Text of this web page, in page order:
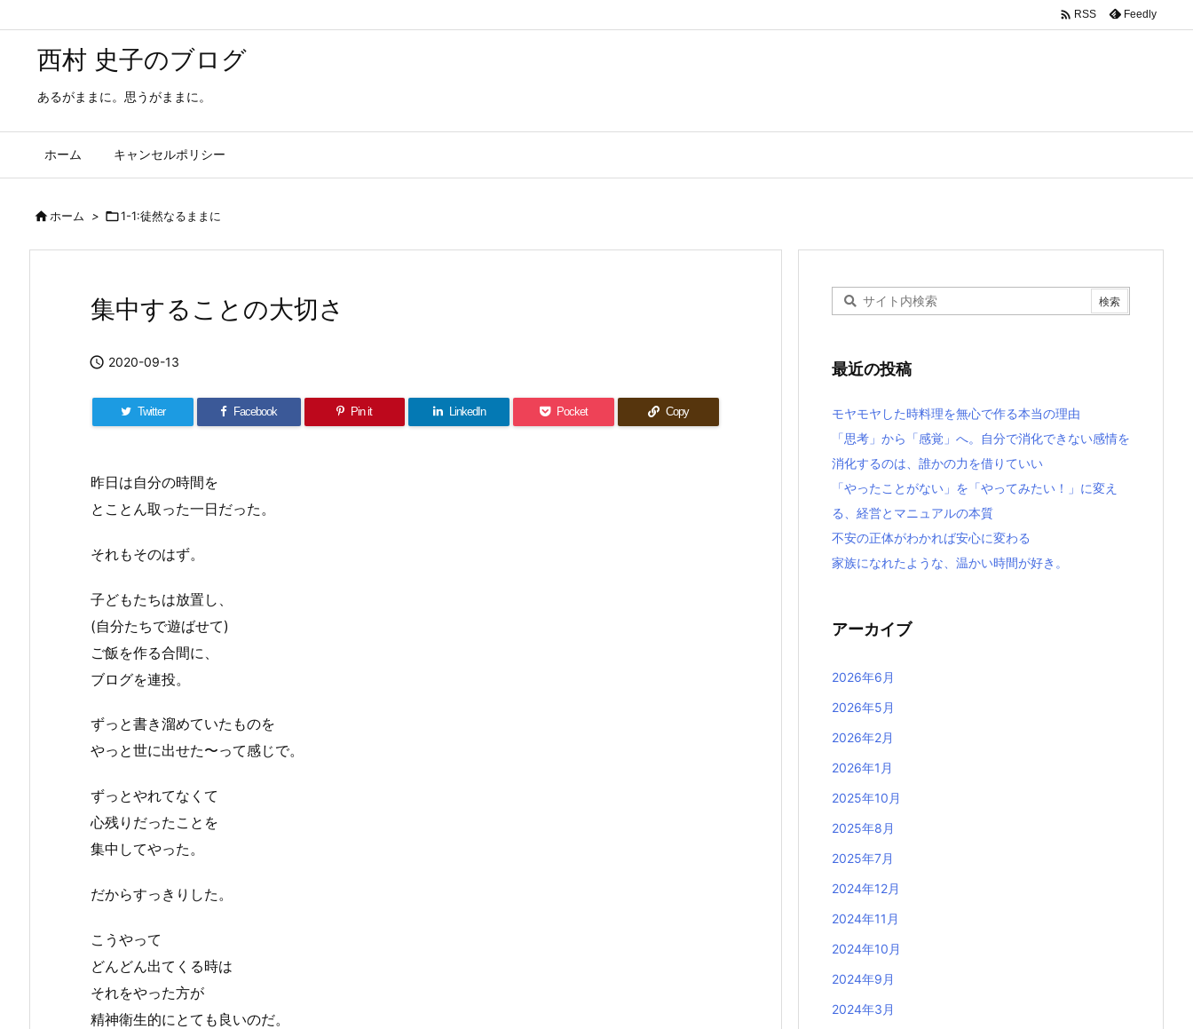
西村 史子のブログ
あるがままに。思うがままに。
ホーム キャンセルポリシー
 RSS Feedly
ホーム > 1-1:徒然なるままに
集中することの大切さ
 2020-09-13
Twitter Facebook Pin it LinkedIn Pocket Copy
昨日は自分の時間を
とことん取った一日だった。
それもそのはず。
子どもたちは放置し、
(自分たちで遊ばせて)
ご飯を作る合間に、
ブログを連投。
ずっと書き溜めていたものを
やっと世に出せた〜って感じで。
ずっとやれてなくて
心残りだったことを
集中してやった。
だからすっきりした。
こうやって
どんどん出てくる時は
それをやった方が
精神衛生的にとても良いのだ。
最近の投稿
モヤモヤした時料理を無心で作る本当の理由
「思考」から「感覚」へ。自分で消化できない感情を
消化するのは、誰かの力を借りていい
「やったことがない」を「やってみたい！」に変え
る、経営とマニュアルの本質
不安の正体がわかれば安心に変わる
家族になれたような、温かい時間が好き。
アーカイブ
2026年6月
2026年5月
2026年2月
2026年1月
2025年10月
2025年8月
2025年7月
2024年12月
2024年11月
2024年10月
2024年9月
2024年3月